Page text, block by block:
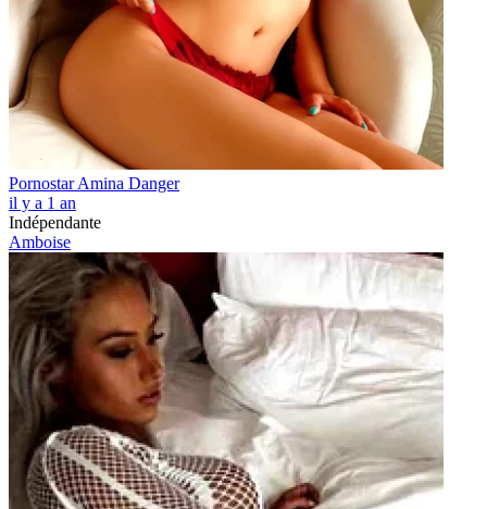
Pornostar Amina Danger
il y a 1 an
Indépendante
Amboise